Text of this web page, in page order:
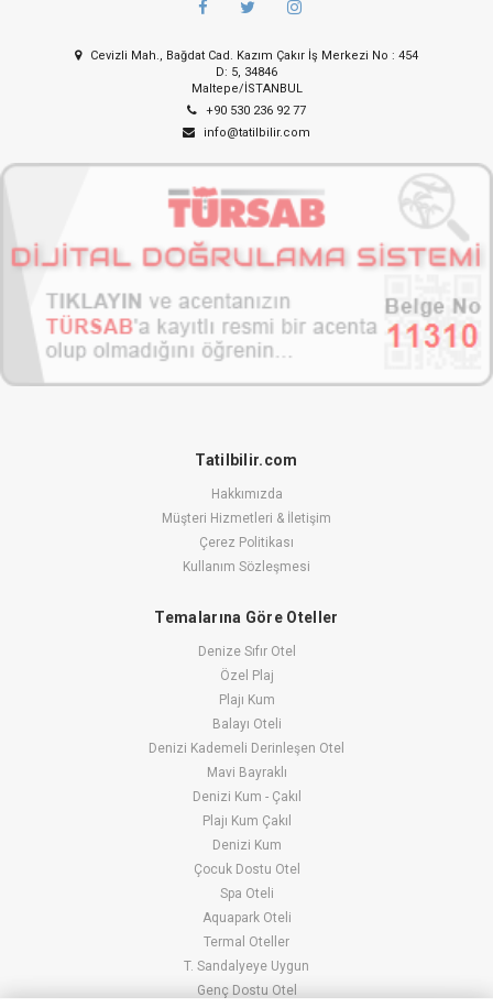
Cevizli Mah., Bağdat Cad. Kazım Çakır İş Merkezi No : 454
D: 5, 34846
Maltepe/İSTANBUL
+90 530 236 92 77
info@tatilbilir.com
Tatilbilir.com
Hakkımızda
Müşteri Hizmetleri & İletişim
Çerez Politikası
Kullanım Sözleşmesi
Temalarına Göre Oteller
Denize Sıfır Otel
Özel Plaj
Plajı Kum
Balayı Oteli
Denizi Kademeli Derinleşen Otel
Mavi Bayraklı
Denizi Kum - Çakıl
Plajı Kum Çakıl
Denizi Kum
Çocuk Dostu Otel
Spa Oteli
Aquapark Oteli
Termal Oteller
T. Sandalyeye Uygun
Genç Dostu Otel